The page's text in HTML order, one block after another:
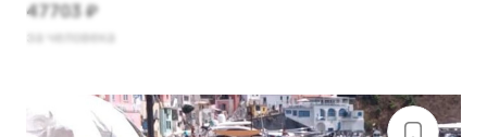
47703 ₽
за человека